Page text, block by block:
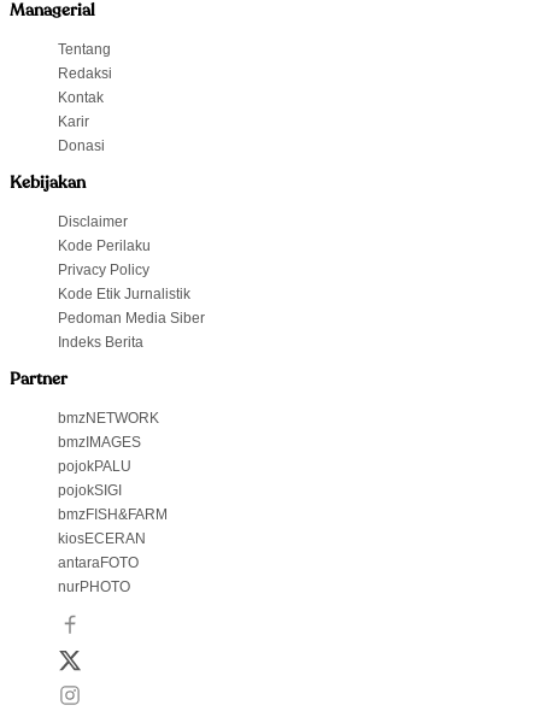
Managerial
Tentang
Redaksi
Kontak
Karir
Donasi
Kebijakan
Disclaimer
Kode Perilaku
Privacy Policy
Kode Etik Jurnalistik
Pedoman Media Siber
Indeks Berita
Partner
bmzNETWORK
bmzIMAGES
pojokPALU
pojokSIGI
bmzFISH&FARM
kiosECERAN
antaraFOTO
nurPHOTO